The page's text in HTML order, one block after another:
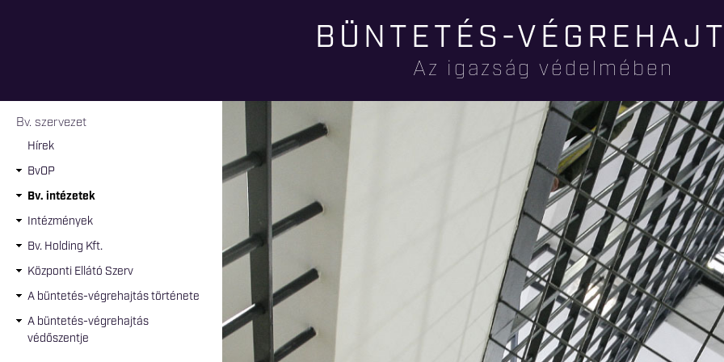
tartalomra
BÜNTETÉS-
Az igazság védelmében
Jelenlegi hely
Bv. szervezet
Hírek
BvOP
Bv. intézetek
Intézmények
Bv. Holding Kft.
Központi Ellátó Szerv
A büntetés-végrehajtás története
A büntetés-végrehajtás
védőszentje